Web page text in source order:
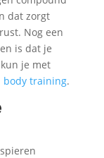
dat zorgt
Nog een
is dat je
je met
body training.